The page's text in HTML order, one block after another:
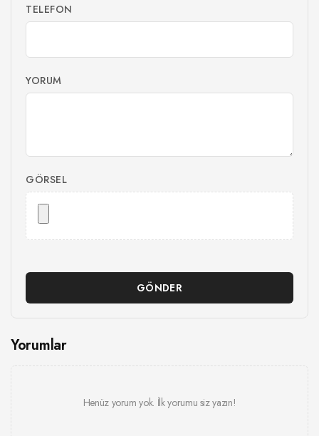
TELEFON
YORUM
GÖRSEL
GÖNDER
Yorumlar
Henüz yorum yok. İlk yorumu siz yazın!